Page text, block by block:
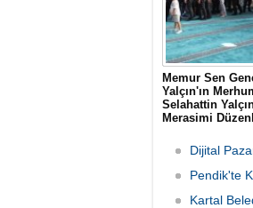
Memur Sen
Yalçın'ın
Selahattin
Merasimi
rahmet-i
babası Selahattin
Sen İstanbul
günü Sultanbeyli
Dijital
Pendik'te
Kartal